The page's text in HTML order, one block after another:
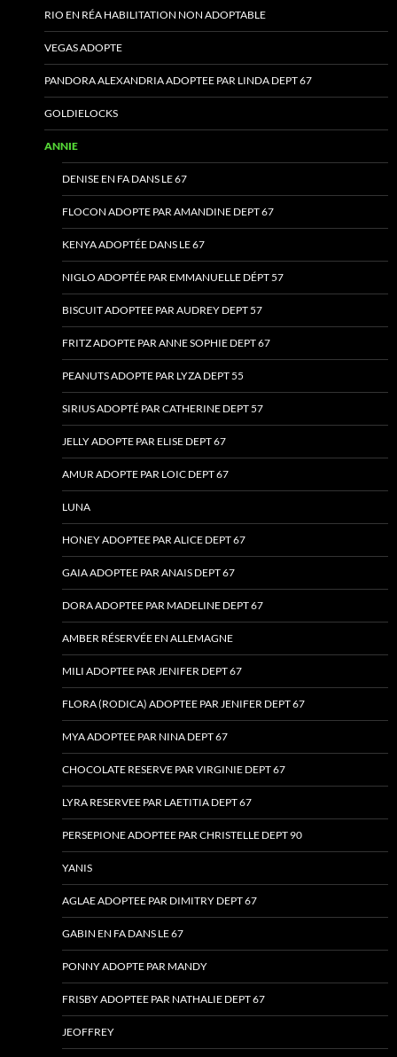
RIO EN RÉA HABILITATION NON ADOPTABLE
VEGAS ADOPTE
PANDORA ALEXANDRIA ADOPTEE PAR LINDA DEPT 67
GOLDIELOCKS
ANNIE
DENISE EN FA DANS LE 67
FLOCON ADOPTE PAR AMANDINE DEPT 67
KENYA ADOPTÉE DANS LE 67
NIGLO ADOPTÉE PAR EMMANUELLE DÉPT 57
BISCUIT ADOPTEE PAR AUDREY DEPT 57
FRITZ ADOPTE PAR ANNE SOPHIE DEPT 67
PEANUTS ADOPTE PAR LYZA DEPT 55
SIRIUS ADOPTÉ PAR CATHERINE DEPT 57
JELLY ADOPTE PAR ELISE DEPT 67
AMUR ADOPTE PAR LOIC DEPT 67
LUNA
HONEY ADOPTEE PAR ALICE DEPT 67
GAIA ADOPTEE PAR ANAIS DEPT 67
DORA ADOPTEE PAR MADELINE DEPT 67
AMBER RÉSERVÉE EN ALLEMAGNE
MILI ADOPTEE PAR JENIFER DEPT 67
FLORA (RODICA) ADOPTEE PAR JENIFER DEPT 67
MYA ADOPTEE PAR NINA DEPT 67
CHOCOLATE RESERVE PAR VIRGINIE DEPT 67
LYRA RESERVEE PAR LAETITIA DEPT 67
PERSEPIONE ADOPTEE PAR CHRISTELLE DEPT 90
YANIS
AGLAE ADOPTEE PAR DIMITRY DEPT 67
GABIN EN FA DANS LE 67
PONNY ADOPTE PAR MANDY
FRISBY ADOPTEE PAR NATHALIE DEPT 67
JEOFFREY